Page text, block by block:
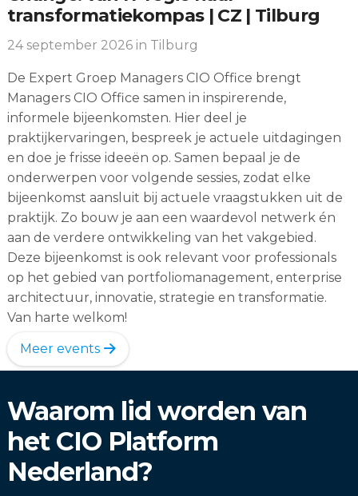
transformatiekompas | CZ | Tilburg
24 september 2026in Tilburg
De Expert Groep Managers CIO Office brengt
Managers CIO Office samen in inspirerende,
informele bijeenkomsten. Hier deel je
praktijkervaringen, bespreek je actuele uitdagingen
en doe je frisse ideeën op. Samen bepaal je de
onderwerpen voor volgende sessies, zodat elke
bijeenkomst aansluit bij actuele vraagstukken uit de
praktijk. Zo bouw je aan een waardevol netwerk én
aan de verdere ontwikkeling van het vakgebied.
Deze bijeenkomst is ook relevant voor professionals
op het gebied van portfoliomanagement, enterprise
architectuur, innovatie, strategie en transformatie.
Van harte welkom!
Meer events
Waarom lid worden van
het CIO Platform
Nederland?